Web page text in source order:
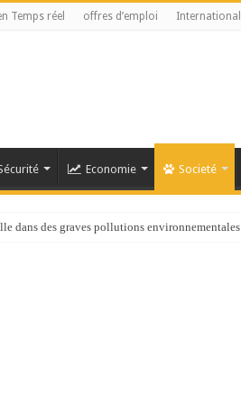
Temps réel offres d’emploi International
Economie Societé
dans des graves pollutions
de l’OMS appelle à intensifier la riposte